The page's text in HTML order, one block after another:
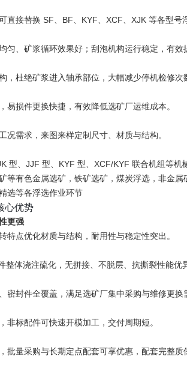
直接替换 SF、BF、KYF、XCF、XJK 等各型号
匀、矿浆循环效果好；刮泡机构运行稳定，有效
，杜绝矿浆进入轴承部位，大幅减少停机检修次
易损件更换快捷，有效降低选矿厂运维成本。
况需求，来图来样定制尺寸、材质与结构。
型、JJF 型、KYF 型、XCF/KYF 联合机组等机
等有色金属选矿，铁矿选矿，煤炭浮选，非金属
选等各浮选作业环节
心优势
更强
特点优化材质与结构，耐用性与稳定性突出。
整体浇注硫化，无拼接、不脱层、抗撕裂性能优
密封件全覆盖，满足选矿厂集中采购与维修更换
非标配件可快速开模加工，交付周期短。
批量采购与长期定点配套可享优惠，配套完整质